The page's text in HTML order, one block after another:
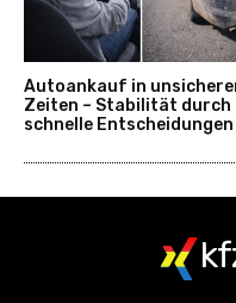
Autoankauf in
Zeiten – Stabilität durch
schnelle Entscheidungen